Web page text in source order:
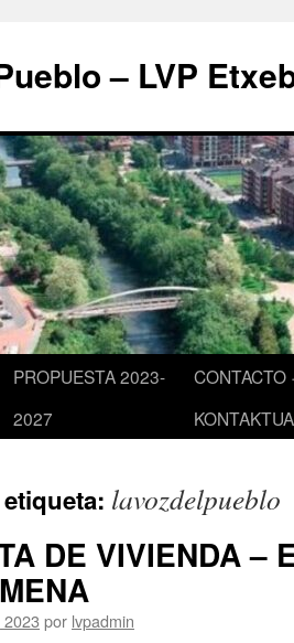
– LVP
PROPUESTA 2023-
2027
CONTACTO ·
KONTAKTUA
lavozdelpueblo
DE VIVIENDA –
por lvpadmin